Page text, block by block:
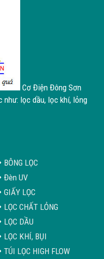
Cơ Điện Đông Sơn
như: lọc dầu, lọc khí, lỏng
BÔNG LỌC
Đèn UV
GIẤY LỌC
LỌC CHẤT LỎNG
LỌC DẦU
LỌC KHÍ, BỤI
TÚI LỌC HIGH FLOW